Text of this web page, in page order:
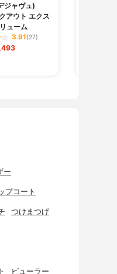
ジャヴュ)
アウト エクス
ューム
3.91(27)
ー
プコート
つけまつげ
ビューラー